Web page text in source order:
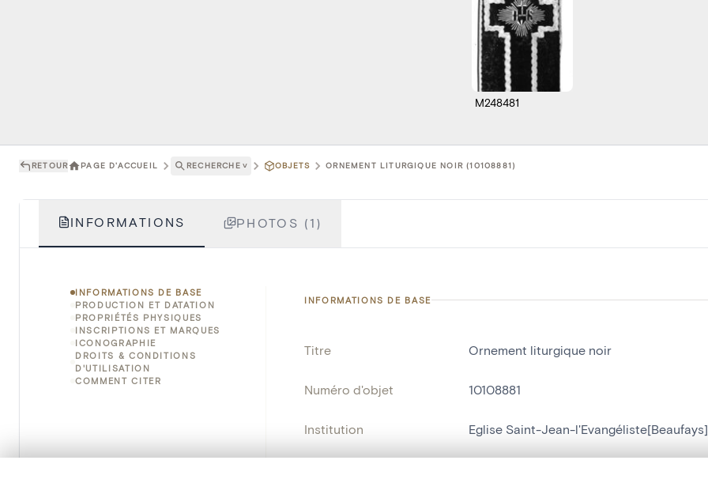
M248481
RETOUR PAGE D'ACCUEIL RECHERCHE ˅ OBJETS ORNEMENT LITURGIQUE NOIR (10108881)
INFORMATIONS PHOTOS (1)
INFORMATIONS DE BASE
PRODUCTION ET DATATION
PROPRIÉTÉS PHYSIQUES
INSCRIPTIONS ET MARQUES
ICONOGRAPHIE
DROITS & CONDITIONS
D'UTILISATION
COMMENT CITER
INFORMATIONS DE BASE
Titre Ornement liturgique noir
Numéro d'objet 10108881
Institution Eglise Saint-Jean-l'Evangéliste[Beaufays]